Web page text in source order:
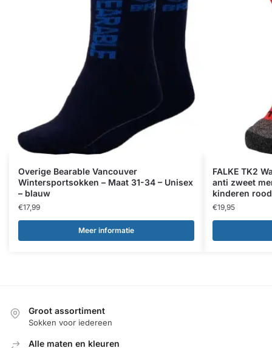
Overige Bearable Vancouver
Wintersportsokken – Maat 31-34 – Unisex
– blauw
€17,99
Meer informatie
FALKE TK2
anti zweet
kinderen
€19,95
Groot assortiment
Sokken voor iedereen
Alle maten en kleuren